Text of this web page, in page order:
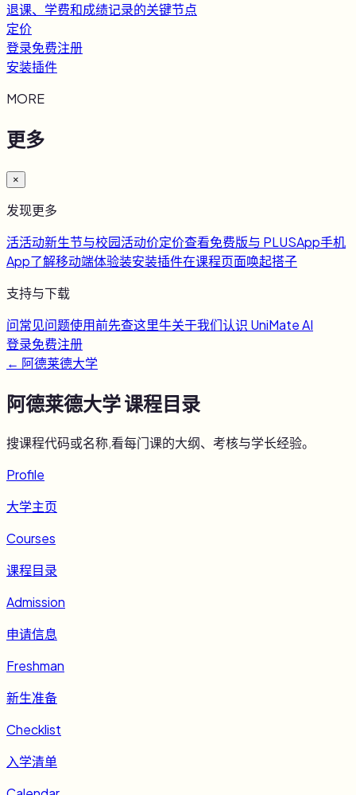
退课、学费和成绩记录的关键节点
定价
登录免费注册
安装插件
MORE
更多
×
发现更多
活活动新生节与校园活动价定价查看免费版与 PLUSApp手机
App了解移动端体验装安装插件在课程页面唤起搭子
支持与下载
问常见问题使用前先查这里牛关于我们认识 UniMate AI
登录免费注册
← 阿德莱德大学
阿德莱德大学课程目录
搜课程代码或名称,看每门课的大纲、考核与学长经验。
Profile
大学主页
Courses
课程目录
Admission
申请信息
Freshman
新生准备
Checklist
入学清单